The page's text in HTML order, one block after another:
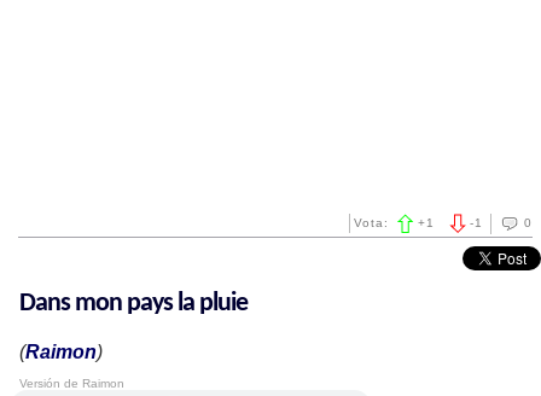
0
-1
Vota: +1
Dans mon pays la pluie
(Raimon)
Versión de Raimon